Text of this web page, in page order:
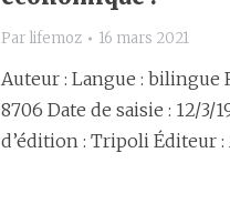
Par lifemoz 16 mars 2021
Auteur : Langue : bilingue
8706 Date de saisie : 12/3/
d’édition : Tripoli Éditeur :